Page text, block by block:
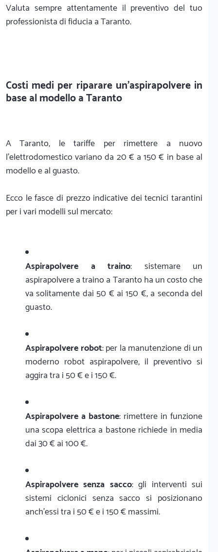
Valuta sempre attentamente il preventivo del tuo
professionista di fiducia a Taranto.
Costi medi per riparare un'aspirapolvere in
base al modello a Taranto
A Taranto, le tariffe per rimettere a nuovo
l'elettrodomestico variano da 20 € a 150 € in base al
modello e al guasto.
Ecco le fasce di prezzo indicative dei tecnici tarantini
per i vari modelli sul mercato:
Aspirapolvere a traino: sistemare un
aspirapolvere a traino a Taranto ha un costo che
va solitamente dai 50 € ai 150 €, a seconda del
guasto.
Aspirapolvere robot: per la manutenzione di un
moderno robot aspirapolvere, il preventivo si
aggira tra i 50 € e i 150 €.
Aspirapolvere a bastone: rimettere in funzione
una scopa elettrica a bastone richiede in media
dai 30 € ai 100 €.
Aspirapolvere senza sacco: gli interventi sui
sistemi ciclonici senza sacco si posizionano
anch'essi tra i 50 € e i 150 € massimi.